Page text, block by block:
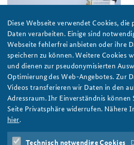
Directions
Further Events
BAKS/Stollberg
Nationale Sicherheitsstrategie:
Baerbock an der BAKS
Außenministerin Annalena Baerbock hat
Jahrestages der Nationalen
an die BAKS eingeladen. Hier finden Sie
Veranstaltung vom 1. Juli. Foto: BAKS/
weiter
Diese Webseite verwendet Cookies, die
Daten verarbeiten. Einige sind
Webseite fehlerfrei anbieten oder ihre
speichern zu können. Weitere Cookies
und dienen zur pseudonymisierten
Optimierung des Web-Angebotes. Zur
Videos transferieren wir Daten in den
Adressraum. Ihr Einverständnis können
Seite Privatsphäre widerrufen. Nähere
hier.
Technisch notwendige Cookies